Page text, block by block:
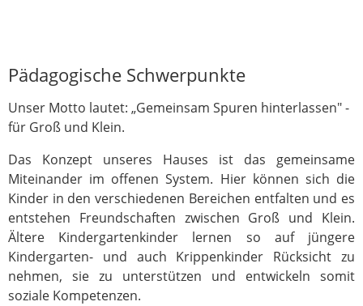
Pädagogische Schwerpunkte
Unser Motto lautet: „Gemeinsam Spuren hinterlassen" -
für Groß und Klein.
Das Konzept unseres Hauses ist das gemeinsame
Miteinander im offenen System. Hier können sich die
Kinder in den verschiedenen Bereichen entfalten und es
entstehen Freundschaften zwischen Groß und Klein.
Ältere Kindergartenkinder lernen so auf jüngere
Kindergarten- und auch Krippenkinder Rücksicht zu
nehmen, sie zu unterstützen und entwickeln somit
soziale Kompetenzen.